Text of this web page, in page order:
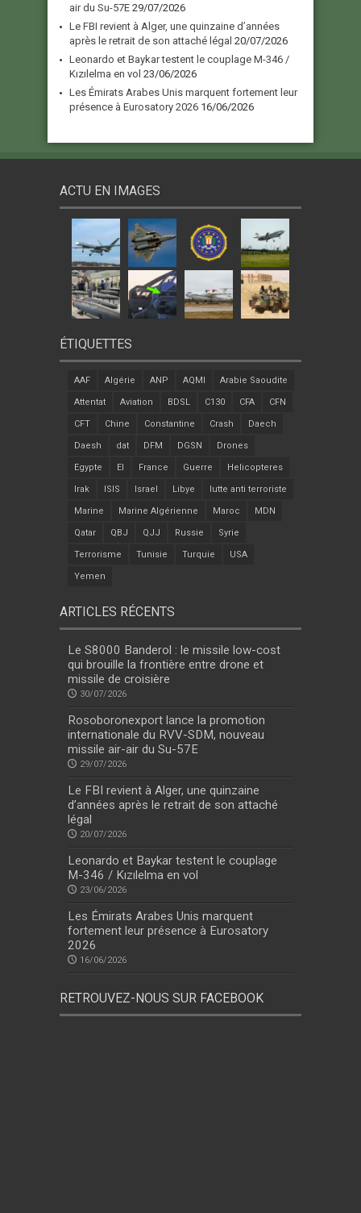
air du Su-57E 29/07/2026
Le FBI revient à Alger, une quinzaine d’années
après le retrait de son attaché légal 20/07/2026
Leonardo et Baykar testent le couplage M-346 /
Kızılelma en vol 23/06/2026
Les Émirats Arabes Unis marquent fortement leur
présence à Eurosatory 2026 16/06/2026
ACTU EN IMAGES
ÉTIQUETTES
AAF Algérie ANP AQMI Arabie Saoudite
Attentat Aviation BDSL C130 CFA CFN
CFT Chine Constantine Crash Daech
Daesh dat DFM DGSN Drones
Egypte EI France Guerre Helicopteres
Irak ISIS Israel Libye lutte anti terroriste
Marine Marine Algérienne Maroc MDN
Qatar QBJ QJJ Russie Syrie
Terrorisme Tunisie Turquie USA
Yemen
ARTICLES RÉCENTS
Le S8000 Banderol : le missile low-cost
qui brouille la frontière entre drone et
missile de croisière
30/07/2026
Rosoboronexport lance la promotion
internationale du RVV-SDM, nouveau
missile air-air du Su-57E
29/07/2026
Le FBI revient à Alger, une quinzaine
d’années après le retrait de son attaché
légal
20/07/2026
Leonardo et Baykar testent le couplage
M-346 / Kızılelma en vol
23/06/2026
Les Émirats Arabes Unis marquent
fortement leur présence à Eurosatory
2026
16/06/2026
RETROUVEZ-NOUS SUR FACEBOOK